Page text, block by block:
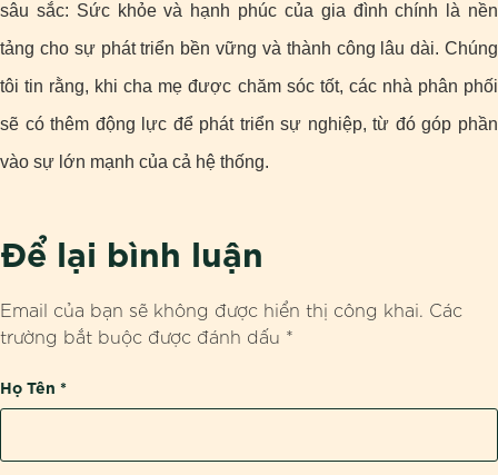
sâu sắc: Sức khỏe và hạnh phúc của gia đình chính là nền
tảng cho sự phát triển bền vững và thành công lâu dài. Chúng
tôi tin rằng, khi cha mẹ được chăm sóc tốt, các nhà phân phối
sẽ có thêm động lực để phát triển sự nghiệp, từ đó góp phần
vào sự lớn mạnh của cả hệ thống.
Để lại bình luận
Email của bạn sẽ không được hiển thị công khai. Các
trường bắt buộc được đánh dấu *
Họ Tên *